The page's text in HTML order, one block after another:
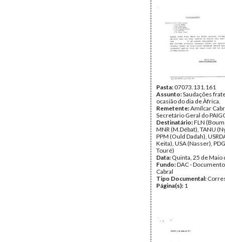
Pasta:07073.131.161
Assunto:Saudações
ocasião do dia de Àfrica.
Remetente:Amílcar
Secretário Geral do
Destinatário:FLN
MNR (M.Débat), TANU
PPM (Ould Dadah),
Keita), USA (Nasser),
Touré)
Data: Quinta, 25 de Maio
Fundo:DAC -
Cabral
Tipo Documental:
Página(s): 1